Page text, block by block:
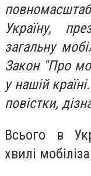
Україну,
загальну
Закон "Про
у нашій
повістки,
Всього в
хвилі